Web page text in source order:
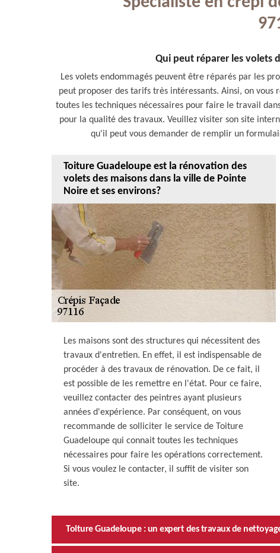
Qui peut réparer les volets
Les volets endommagés peuvent être réparés par les
peut proposer des tarifs très intéressants. Ainsi, on
toutes les techniques nécessaires pour faire le travail
pour la qualité des travaux. Veuillez visiter son site
qu'il peut vous demander de remplir un
Toiture Guadeloupe est la rénovation des
volets des maisons dans la ville de Pointe
Noire et ses environs?
Les maisons sont des structures qui nécessitent des
travaux d'entretien. En effet, il est indispensable de
procéder à des travaux de rénovation. De ce fait, il
est possible de les remettre en l'état. Pour ce faire,
veuillez contacter des peintres ayant plusieurs
années d'expérience. Par conséquent, on vous
recommande de solliciter le service de Toiture
Guadeloupe qui connait toutes les techniques
nécessaires pour faire les opérations correctement.
Si vous voulez le contacter, il suffit de visiter son
site.
Toiture Guadeloupe : un expert des travaux de